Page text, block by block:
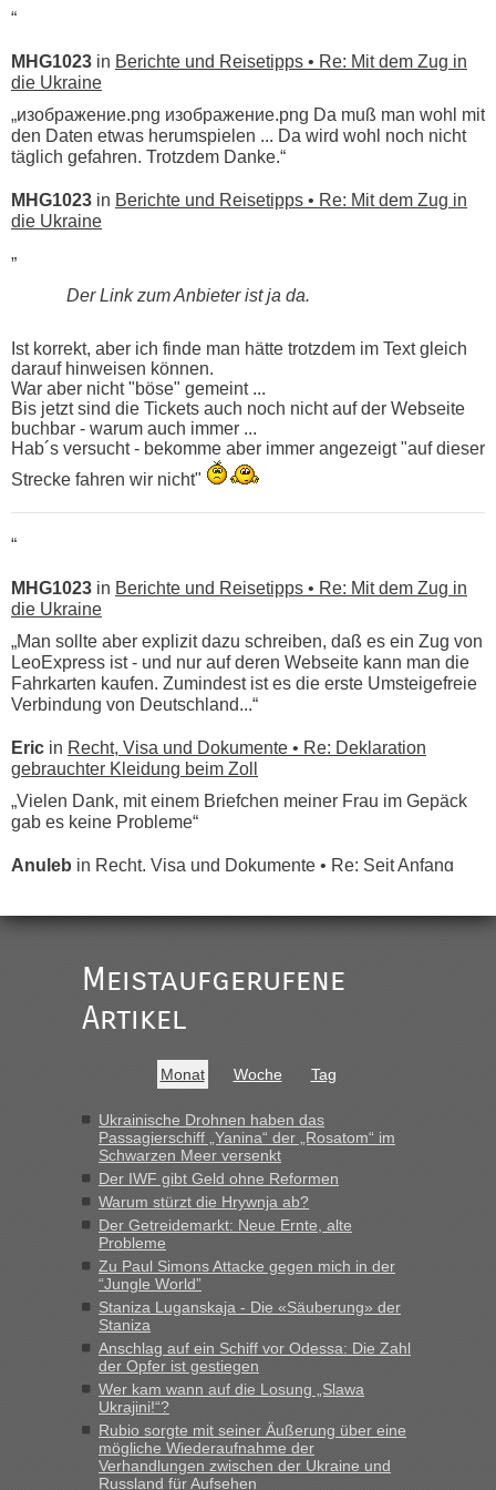
“
MHG1023 in Berichte und Reisetipps • Re: Mit dem Zug in
die Ukraine
„изображение.png изображение.png Da muß man wohl mit
den Daten etwas herumspielen ... Da wird wohl noch nicht
täglich gefahren. Trotzdem Danke.“
MHG1023 in Berichte und Reisetipps • Re: Mit dem Zug in
die Ukraine
„
Der Link zum Anbieter ist ja da.
Ist korrekt, aber ich finde man hätte trotzdem im Text gleich
darauf hinweisen können.
War aber nicht "böse" gemeint ...
Bis jetzt sind die Tickets auch noch nicht auf der Webseite
buchbar - warum auch immer ...
Hab´s versucht - bekomme aber immer angezeigt "auf dieser
Strecke fahren wir nicht"
“
MHG1023 in Berichte und Reisetipps • Re: Mit dem Zug in
die Ukraine
„Man sollte aber explizit dazu schreiben, daß es ein Zug von
LeoExpress ist - und nur auf deren Webseite kann man die
Fahrkarten kaufen. Zumindest ist es die erste Umsteigefreie
Verbindung von Deutschland...“
Eric in Recht, Visa und Dokumente • Re: Deklaration
gebrauchter Kleidung beim Zoll
„Vielen Dank, mit einem Briefchen meiner Frau im Gepäck
gab es keine Probleme“
Anuleb in Recht, Visa und Dokumente • Re: Seit Anfang
Verdacht.“
inRecht, Visa und Dokumente • Re: Seit Anfang des
Milliarden aufgedeckt
und du nicht damit handeln willst. So lange das nicht
Originalverpackt ist und ersichlich das nicht neu sollte es
keine Probleme geben“
Recht, Visa und Dokumente • Deklaration
gebrauchter Kleidung beim Zoll
„Hallo Leute, ich weiß nicht, ob ich hier richtig bin mit meiner
Anfrage. Ich möchte 4 Umzugskartons mit gebrauchter
Straßen Kleidung bei der Einreise in die Ukraine
mitnehmen. Es ist gebrauchte Kleidung...“
Berichte und Reisetipps • Re: An welchem
Grenzübergang zwischen Polen und der Ukraine geht es am
schnellsten?
„Wir sind mit unserem Wohnmobil, wie geplant am Montag
15.6. in Krakovets rüber. Sehr zeitig los gegen 5 Uhr in der
Früh. Mit sehr sehr wenig Verkehr, super bis zur Grenze. Nur
Meistaufgerufene
Artikel
Monat Woche Tag
Ukrainische Drohnen haben das
Passagierschiff „Yanina“ der „Rosatom“ im
Schwarzen Meer versenkt
Der IWF gibt Geld ohne Reformen
Warum stürzt die Hrywnja ab?
Der Getreidemarkt: Neue Ernte, alte
Probleme
Zu Paul Simons Attacke gegen mich in der
“Jungle World”
Staniza Luganskaja - Die «Säuberung» der
Staniza
Anschlag auf ein Schiff vor Odessa: Die Zahl
der Opfer ist gestiegen
Wer kam wann auf die Losung „Slawa
Ukrajini!“?
Rubio sorgte mit seiner Äußerung über eine
mögliche Wiederaufnahme der
Verhandlungen zwischen der Ukraine und
Russland für Aufsehen